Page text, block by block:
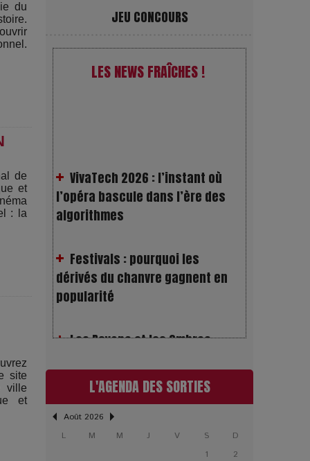
du
de
et
: la
site
ville
et
JEU CONCOURS
LES NEWS FRAÎCHES !
algorithmes
Festivals : pourquoi les
popularité
Les Rayons et les Ombres :
?
Gourou : quand le business du
bonheur devient un thriller
LOL 2.0 : aimer, grandir et se
L'AGENDA DES SORTIES
Août 2026
L
M M J V S
D
1
2